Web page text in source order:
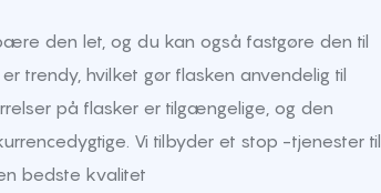
den let, og du kan også fastgøre den til
trendy, hvilket gør flasken anvendelig til
på flasker er tilgængelige, og den
Vi tilbyder et stop -tjenester til
bedste kvalitet